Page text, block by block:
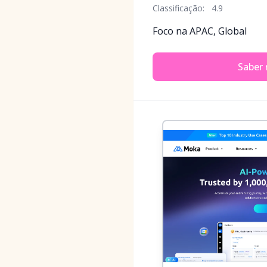
Classificação: 4.9
Foco na APAC, Global
Saber